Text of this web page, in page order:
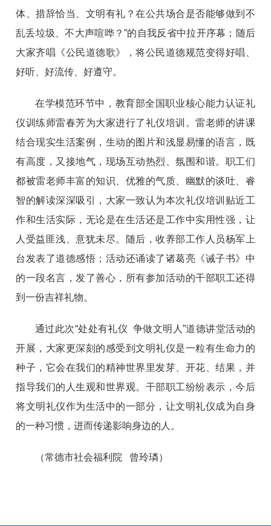
体、措辞恰当、文明有礼？在公共场合是否能够做到不
乱丢垃圾、不大声喧哗？”的自我反省中拉开序幕；随后
大家齐唱《公民道德歌》，将公民道德规范变得好唱、
好听、好流传、好遵守。
在学模范环节中，教育部全国职业核心能力认证礼
仪训练师雷春芳为大家进行了礼仪培训。雷老师的讲课
结合现实生活案例，生动的图片和浅显易懂的语言，既
有高度，又接地气，现场互动热烈、氛围和谐。职工们
都被雷老师丰富的知识、优雅的气质、幽默的谈吐、睿
智的解读深深吸引，大家一致认为本次礼仪培训贴近工
作和生活实际，无论是在生活还是工作中实用性强，让
人受益匪浅、意犹未尽。随后，收养部工作人员杨军上
台发表了道德感悟；活动还诵读了诸葛亮《诫子书》中
的一段名言，发了善心，所有参加活动的干部职工还得
到一份吉祥礼物。
通过此次“处处有礼仪 争做文明人”道德讲堂活动的
开展，大家更深刻的感受到文明礼仪是一粒有生命力的
种子，它会在我们的精神世界里发芽、开花、结果，并
指导我们的人生观和世界观。干部职工纷纷表示，今后
将文明礼仪作为生活中的一部分，让文明礼仪成为自身
的一种习惯，进而传递影响身边的人。
（常德市社会福利院 曾玲璘）